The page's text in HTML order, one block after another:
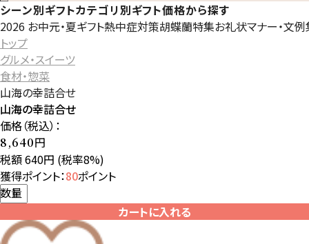
シーン別ギフトカテゴリ別ギフト価格から探す
2026 お中元・夏ギフト熱中症対策胡蝶蘭特集お礼状マナー・文
トップ
グルメ・スイーツ
食材・惣菜
山海の幸詰合せ
山海の幸詰合せ
価格（税込）：
8,640円
税額 640円 (税率8%)
獲得ポイント：80ポイント
数量
カートに入れる